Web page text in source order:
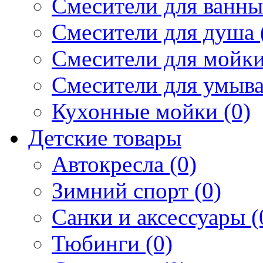
Смесители для
Смесители для душа
Смесители для
Смесители для
Кухонные мойки (0)
Детские товары
Автокресла (0)
Зимний спорт (0)
Санки и аксессуары
Тюбинги (0)